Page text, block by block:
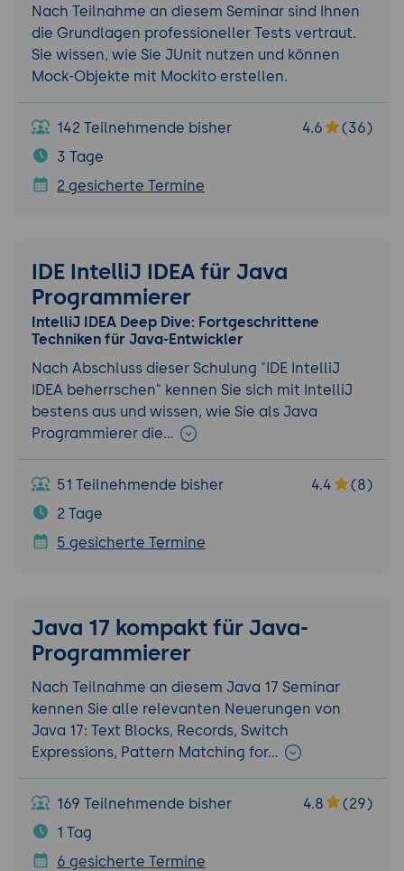
Nach Teilnahme an diesem Seminar sind Ihnen
die Grundlagen professioneller Tests vertraut.
Sie wissen, wie Sie JUnit nutzen und können
Mock-Objekte mit Mockito erstellen.
142 Teilnehmende bisher 4.6
(36)
3 Tage
2 gesicherte Termine
IDE IntelliJ IDEA für Java
Programmierer
IntelliJ IDEA Deep Dive: Fortgeschrittene
Techniken für Java-Entwickler
Nach Abschluss dieser Schulung "IDE IntelliJ
IDEA beherrschen" kennen Sie sich mit IntelliJ
bestens aus und wissen, wie Sie als Java
Programmierer die…
51 Teilnehmende bisher 4.4
(8)
2 Tage
5 gesicherte Termine
Java 17 kompakt für Java-
Programmierer
Nach Teilnahme an diesem Java 17 Seminar
kennen Sie alle relevanten Neuerungen von
Java 17: Text Blocks, Records, Switch
Expressions, Pattern Matching for…
169 Teilnehmende bisher 4.8
(29)
1 Tag
6 gesicherte Termine